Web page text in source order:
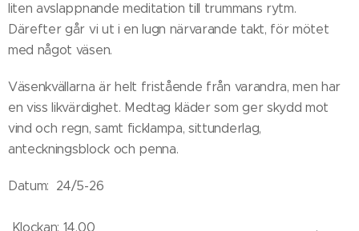
liten avslappnande meditation till trummans rytm.
Därefter går vi ut i en lugn närvarande takt, för mötet
med något väsen.
Väsenkvällarna är helt fristående från varandra, men har
en viss likvärdighet. Medtag kläder som ger skydd mot
vind och regn, samt ficklampa, sittunderlag,
anteckningsblock och penna.
Datum: 24/5-26
Klockan: 14.00 .